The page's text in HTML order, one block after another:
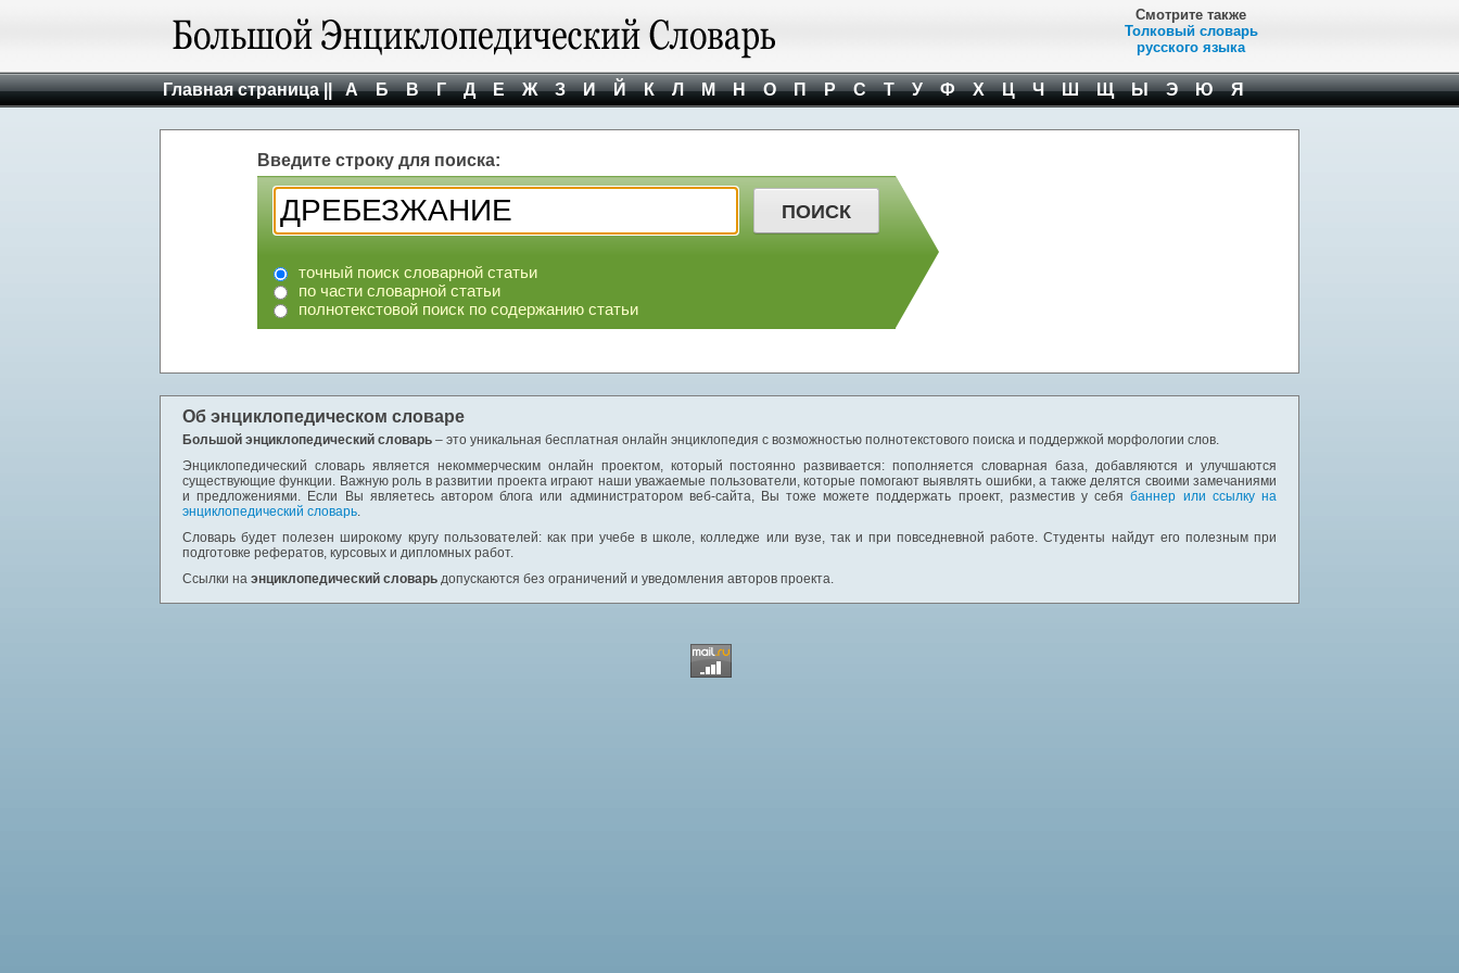
Смотрите также
Толковый словарь
русского языка
Главная страница || А Б В Г Д Е Ж З И Й К Л М Н О П Р С Т У Ф Х Ц Ч Ш Щ Ы Э Ю Я
Введите строку для поиска:
точный поиск словарной статьи
по части словарной статьи
полнотекстовой поиск по содержанию статьи
Об энциклопедическом словаре
Большой энциклопедический словарь – это уникальная бесплатная онлайн энциклопедия с возможностью полнотекстового поиска и поддержкой морфологии слов.
Энциклопедический словарь является некоммерческим онлайн проектом, который постоянно развивается: пополняется словарная база, добавляются и улучшаются
существующие функции. Важную роль в развитии проекта играют наши уважаемые пользователи, которые помогают выявлять ошибки, а также делятся своими замечаниями
и предложениями. Если Вы являетесь автором блога или администратором веб-сайта, Вы тоже можете поддержать проект, разместив у себябаннер или ссылку на
энциклопедический словарь.
Словарь будет полезен широкому кругу пользователей: как при учебе в школе, колледже или вузе, так и при повседневной работе. Студенты найдут его полезным при
подготовке рефератов, курсовых и дипломных работ.
Ссылки на энциклопедический словарь допускаются без ограничений и уведомления авторов проекта.